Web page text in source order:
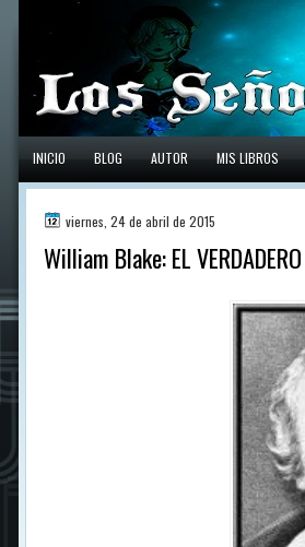
INICIO BLOG AUTOR MIS LIBROS
viernes, 24 de abril de 2015
William Blake: EL